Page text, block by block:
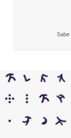
Sabe